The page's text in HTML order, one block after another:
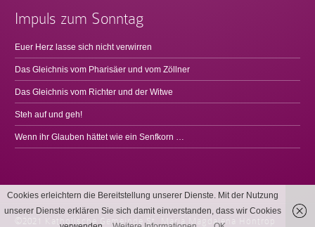
Impuls zum Sonntag
Euer Herz lasse sich nicht verwirren
Das Gleichnis vom Pharisäer und vom Zöllner
Das Gleichnis vom Richter und der Witwe
Steh auf und geh!
Wenn ihr Glauben hättet wie ein Senfkorn …
©2021 Katholische Gemeinde St. Maria Magdalena Höntrop
Cookies erleichtern die Bereitstellung unserer Dienste. Mit der Nutzung
unserer Dienste erklären Sie sich damit einverstanden, dass wir Cookies